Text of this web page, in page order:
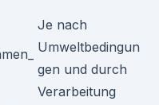
Je nach
Umweltbedingun
gen und durch
Verarbeitung